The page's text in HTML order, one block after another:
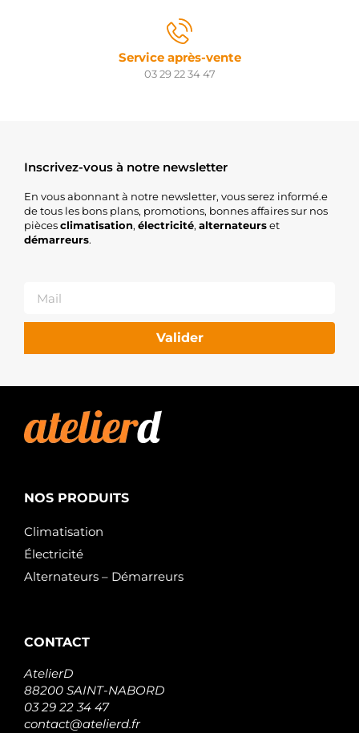
Service après-vente
03 29 22 34 47
Inscrivez-vous à notre newsletter
En vous abonnant à notre newsletter, vous serez informé.e
de tous les bons plans, promotions, bonnes affaires sur nos
piècesclimatisation, électricité, alternateurset
démarreurs.
Valider
NOS PRODUITS
Climatisation
Électricité
Alternateurs – Démarreurs
CONTACT
AtelierD
88200 SAINT-NABORD
03 29 22 34 47
contact@atelierd.fr